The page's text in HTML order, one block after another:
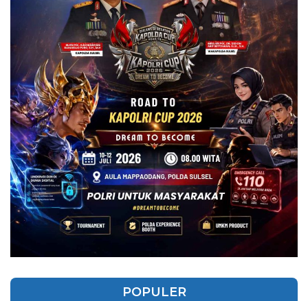
POPULER